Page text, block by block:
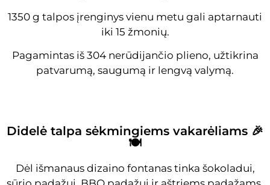
1350 g talpos įrenginys vienu metu gali aptarnauti
iki 15 žmonių.
Pagamintas iš 304 nerūdijančio plieno, užtikrina
patvarumą, saugumą ir lengvą valymą.
Didelė talpa sėkmingiems vakarėliams 🎉
🍽️
Dėl išmanaus dizaino fontanas tinka šokoladui,